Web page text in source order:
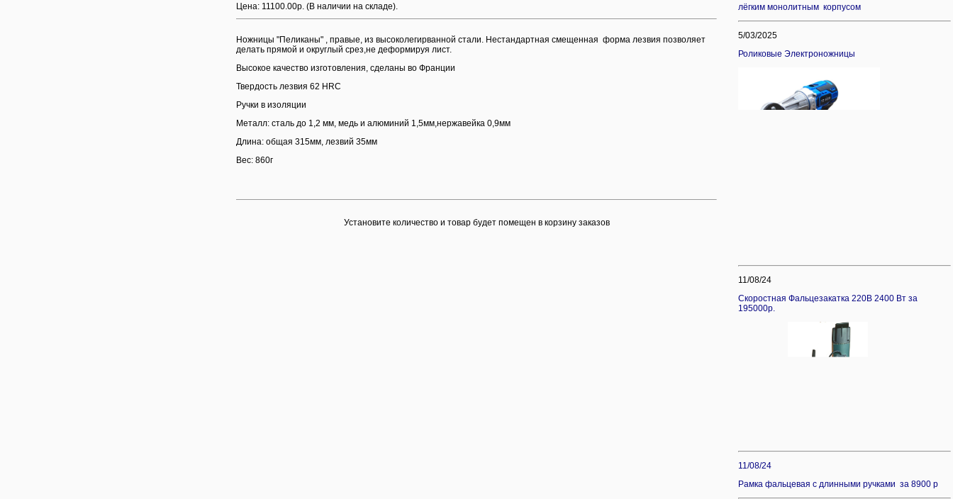
Цена: 11100.00р. (В наличии на складе).
Ножницы "Пеликаны" , правые, из высоколегирванной стали. Нестандартная смещенная форма лезвия позволяет
делать прямой и округлый срез,не деформируя лист.
Высокое качество изготовления, сделаны во Франции
Твердость лезвия 62 HRC
Ручки в изоляции
Металл: сталь до 1,2 мм, медь и алюминий 1,5мм,нержавейка 0,9мм
Длина: общая 315мм, лезвий 35мм
Вес: 860г
Установите количество и товар будет помещен в корзину заказов
лёгким монолитным корпусом
5/03/2025
Роликовые Электроножницы
11/08/24
Скоростная Фальцезакатка 220В 2400 Вт за
195000р.
11/08/24
Рамка фальцевая с длинными ручками за 8900 р